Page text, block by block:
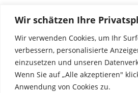
Wir schätzen Ihre
Wir verwenden Cookies, um Ihr
verbessern, personalisierte
einzusetzen und unseren
Wenn Sie auf „Alle akzeptieren"
Anwendung von Cookies zu.
Weißinger Straße 16
Tel. +49 7308 96040
Fax +49 7308 960415
info@hafi.de